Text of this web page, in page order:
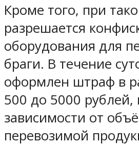
Кроме того, при
разрешается
оборудования для
браги. В течение
оформлен штраф в
500 до 5000 рублей,
зависимости от
перевозимой